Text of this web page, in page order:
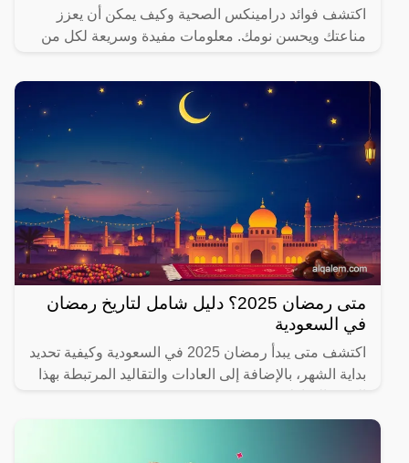
اكتشف فوائد درامينكس الصحية وكيف يمكن أن يعزز
مناعتك ويحسن نومك. معلومات مفيدة وسريعة لكل من
متى رمضان 2025؟ دليل شامل لتاريخ رمضان
في السعودية
اكتشف متى يبدأ رمضان 2025 في السعودية وكيفية تحديد
بداية الشهر، بالإضافة إلى العادات والتقاليد المرتبطة بهذا